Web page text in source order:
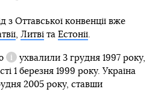
з Оттавської конвенції вже
Литві та Естонії
Довідка
ухвалили 3 грудня 1997 року,
1 березня 1999 року. Україна
2005 року, ставши